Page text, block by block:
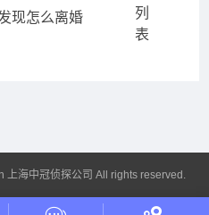
现怎么离婚
列
表
海中冠侦探公司 All rights reserved.